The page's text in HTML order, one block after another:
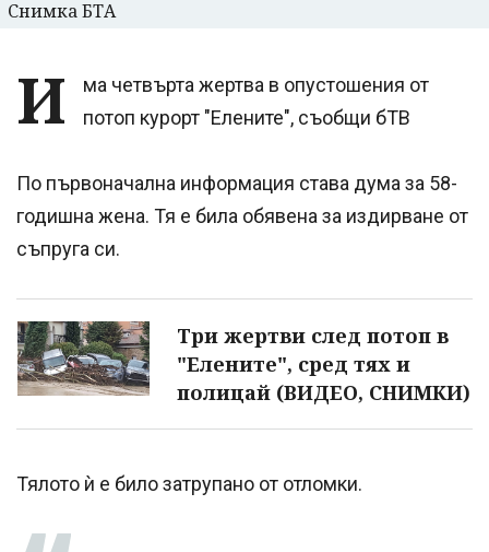
Снимка БТА
И
ма четвърта жертва в опустошения от
потоп курорт "Елените", съобщи бТВ
По първоначална информация става дума за 58-
годишна жена. Тя е била обявена за издирване от
съпруга си.
Три жертви след потоп в
"Елените", сред тях и
полицай (ВИДЕО, СНИМКИ)
Тялото ѝ е било затрупано от отломки.